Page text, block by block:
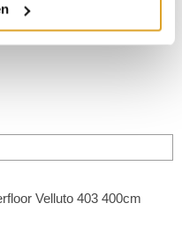
Velluto 403 400cm